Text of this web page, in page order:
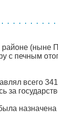
районе
с печным
всего
за